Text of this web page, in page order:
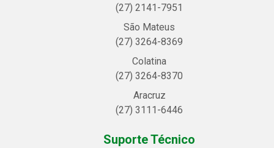
(27) 2141-7951
São Mateus
(27) 3264-8369
Colatina
(27) 3264-8370
Aracruz
(27) 3111-6446
Suporte Técnico